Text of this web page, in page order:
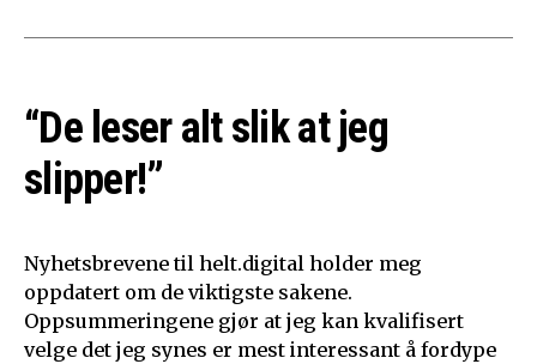
“De leser alt slik at jeg
slipper!”
Nyhetsbrevene til helt.digital holder meg
oppdatert om de viktigste sakene.
Oppsummeringene gjør at jeg kan kvalifisert
velge det jeg synes er mest interessant å fordype